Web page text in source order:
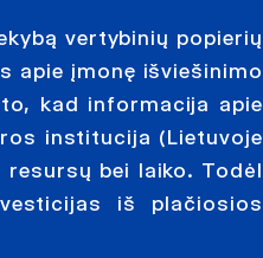
vertybinių popierių
apie įmonę išviešinimo
kad informacija apie
institucija (Lietuvoje
bei laiko. Todėl
iš plačiosios